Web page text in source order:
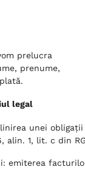
prelucra
prenume,
legal
unei obligații
alin. 1, lit. c din
emiterea